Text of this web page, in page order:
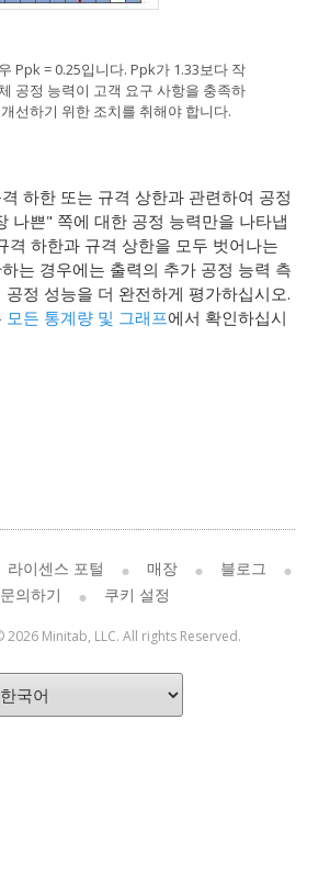
Ppk = 0.25입니다. Ppk가 1.33보다 작
공정 능력이 고객 요구 사항을 충족하
선하기 위한 조치를 취해야 합니다.
하한 또는 규격 상한과 관련하여 공정
나쁜" 쪽에 대한 공정 능력만을 나타냅
격 하한과 규격 상한을 모두 벗어나는
는 경우에는 출력의 추가 공정 능력 측
공정 성능을 더 완전하게 평가하십시오.
모든 통계량 및 그래프에서 확인하십시
라이센스 포털 매장
블로그
문의하기
쿠키 설정
Minitab, LLC. All rights Reserved.